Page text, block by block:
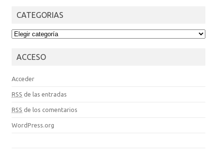
CATEGORIAS
CATEGORIAS
ACCESO
Acceder
RSS de las entradas
RSS de los comentarios
WordPress.org